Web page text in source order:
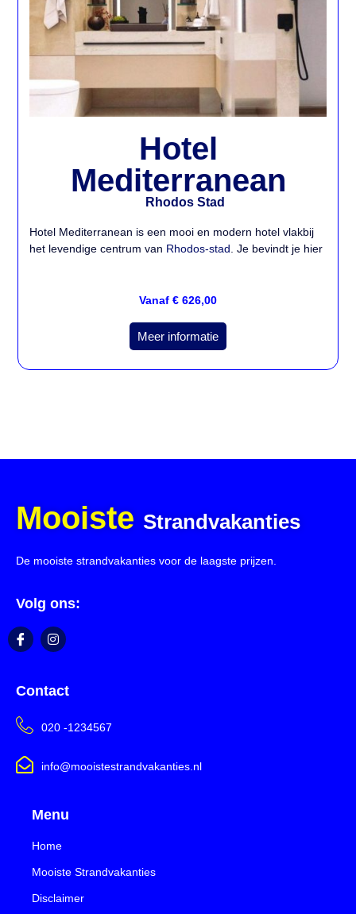
Hotel
Mediterranean
Rhodos Stad
Hotel Mediterranean is een mooi en modern hotel vlakbij
het levendige centrum van Rhodos-stad . Je bevindt je hier
Vanaf € 626,00
Meer informatie
Mooiste Strandvakanties
De mooiste strandvakanties voor de laagste prijzen.
Volg ons:
Contact
020 -1234567
info@mooistestrandvakanties.nl
Menu
Home
Mooiste Strandvakanties
Disclaimer